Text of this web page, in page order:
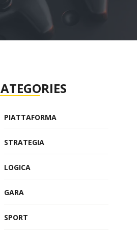
ATEGORIES
PIATTAFORMA
STRATEGIA
LOGICA
GARA
SPORT